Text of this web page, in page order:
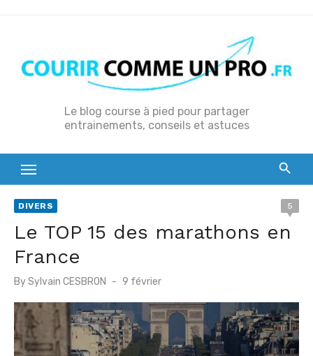
t
Le blog course à pied pour partager
entrainements, conseils et astuces
DIVERS 5
Le TOP 15 des marathons en
France
BySylvain CESBRON
P
s
t
e
d
9 février